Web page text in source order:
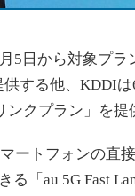
5日から対象プラ
する他、KDDIは
クプラン」を提
ートフォンの直
る「au 5G Fast